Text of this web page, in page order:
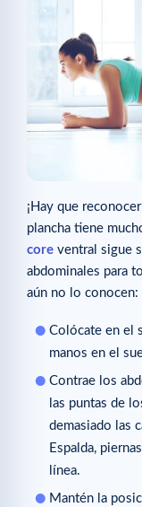
¡Hay que
plancha tiene
core ventral sigue
abdominales para
aún no lo conocen:
Colócate en el
manos en el
Contrae los
las puntas de
demasiado las
Espalda,
línea.
Mantén la